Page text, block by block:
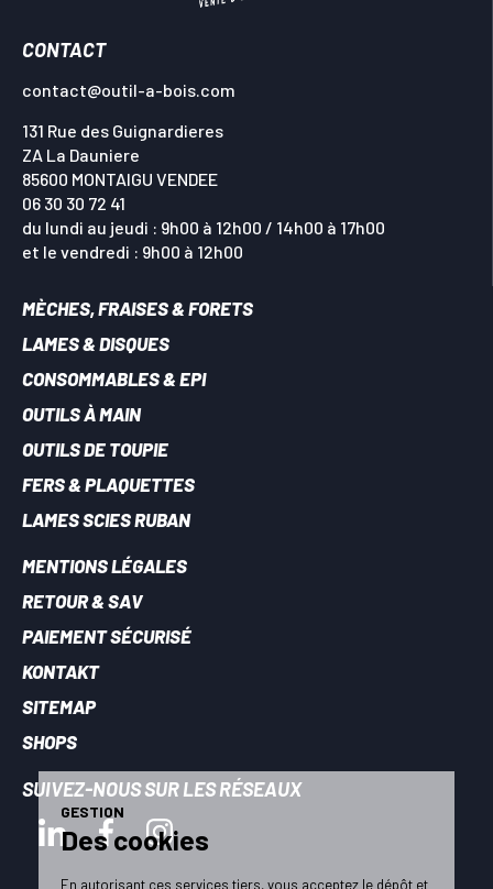
CONTACT
contact@outil-a-bois.com
131 Rue des Guignardieres
ZA La Dauniere
85600 MONTAIGU VENDEE
06 30 30 72 41
du lundi au jeudi : 9h00 à 12h00 / 14h00 à 17h00
et le vendredi : 9h00 à 12h00
MÈCHES, FRAISES & FORETS
LAMES & DISQUES
CONSOMMABLES & EPI
OUTILS À MAIN
OUTILS DE TOUPIE
FERS & PLAQUETTES
LAMES SCIES RUBAN
MENTIONS LÉGALES
RETOUR & SAV
PAIEMENT SÉCURISÉ
KONTAKT
SITEMAP
SHOPS
SUIVEZ-NOUS SUR LES RÉSEAUX
GESTION
Des cookies
En autorisant ces services tiers, vous acceptez le dépôt et